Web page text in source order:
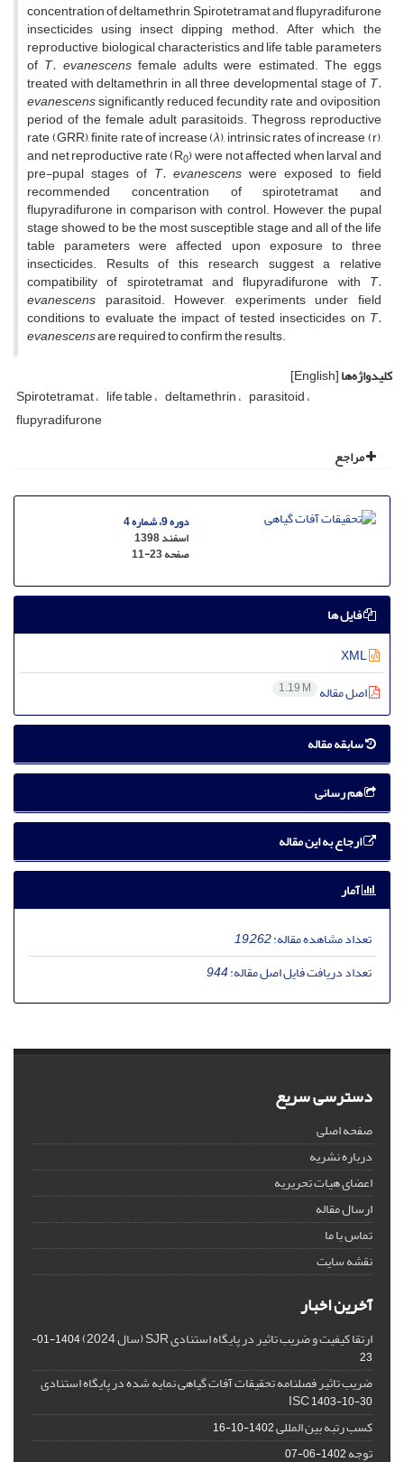
concentration of deltamethrin, Spirotetramat and flupyradifurone
insecticides using insect dipping method. After which, the
reproductive, biological characteristics and life table parameters
of T. evanescensfemale adults were estimated. The eggs
treated with deltamethrin in all three developmental stage ofT.
evanescenssignificantly reduced fecundity rate and oviposition
period of the female adult parasitoids. Thegross reproductive
rate (GRR), ﬁnite rate of increase (λ),intrinsic rates of increase (r),
and net reproductive rate (R0) were not affected when larval and
pre-pupal stages of T. evanescens were exposed to field
recommended concentration of spirotetramat and
flupyradifurone in comparison with control. However, the pupal
stage showed to be the most susceptible stage and all of the life
table parameters were affected upon exposure to three
insecticides. Results of this research suggest a relative
compatibility of spirotetramat and flupyradifurone with T.
evanescens parasitoid. However, experiments under field
conditions to evaluate the impact of tested insecticides on T.
evanescensare required to confirm the results.
کلیدواژه‌ها[English]
Spirotetramat life table deltamethrin parasitoid
flupyradifurone
مراجع
دوره 9، شماره 4
اسفند 1398
صفحه11-23
فایل ها
اصل مقاله 1.19 M
سابقه مقاله
هم رسانی
ارجاع به این مقاله
آمار
تعداد مشاهده مقاله:19,262
تعداد دریافت فایل اصل مقاله:944
دسترسی سریع
صفحه اصلی
درباره نشریه
اعضای هیات تحریریه
ارسال مقاله
تماس با ما
نقشه سایت
آخرین اخبار
ارتقا کیفیت و ضریب تاثیر در پایگاه استنادی SJR (سال 2024)
1404-01-
23
ضریب تاثیر فصلنامه تحقیقات آفات گیاهی نمایه شده در پایگاه استنادی
ISC1403-10-30
کسب رتبه بین المللی1402-10-16
توجه1402-06-07